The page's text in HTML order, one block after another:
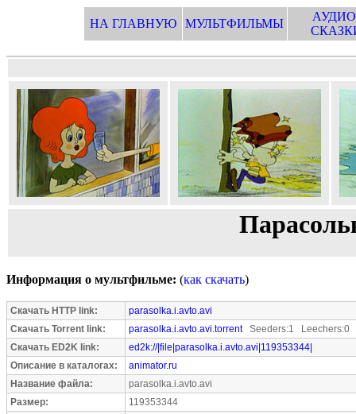
НА ГЛАВНУЮ МУЛЬТФИЛЬМЫ
Информация о мультфильме: (как скачать)
Скачать HTTP link:
parasolka.i.avto.avi
Скачать Torrent link:
parasolka.i.avto.avi.torrentSeeders:1 Leechers:0
Скачать ED2K link:
ed2k://|file|parasolka.i.avto.avi|119353344|
Описание в каталогах:
animator.ru
Название файла:
parasolka.i.avto.avi
Размер:
119353344